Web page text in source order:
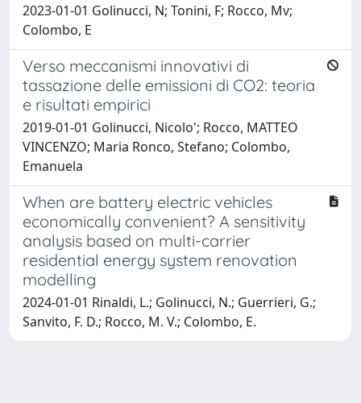
2023-01-01 Golinucci, N; Tonini, F; Rocco, Mv;
Colombo, E
Verso meccanismi innovativi di
tassazione delle emissioni di CO2: teoria
e risultati empirici
2019-01-01 Golinucci, Nicolo'; Rocco, MATTEO
VINCENZO; Maria Ronco, Stefano; Colombo,
Emanuela
When are battery electric vehicles
economically convenient? A sensitivity
analysis based on multi-carrier
residential energy system renovation
modelling
2024-01-01 Rinaldi, L.; Golinucci, N.; Guerrieri, G.;
Sanvito, F. D.; Rocco, M. V.; Colombo, E.